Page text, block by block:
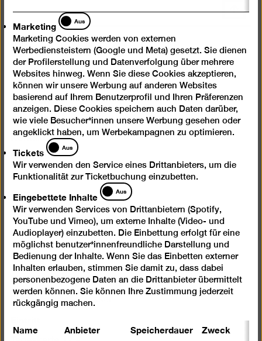
Nach
InstagramFacebookYouTubeSpotify
Presse
Newsletter
Fragen & Antworten
Kontakt
Impressum
Digitale Barrierefreiheit
Datenschutz
Jobs
Cookie-Einstellungen
Öffnungszeiten
Mi – Mo 10 – 18 Uhr
Dienstags geschlossen
Marketing
Marketing
Aus
Marketing Cookies werden von externen
Werbediensteistern (Google und Meta) gesetzt. Sie dienen
der Profilerstellung und Datenverfolgung über mehrere
Websites hinweg. Wenn Sie diese Cookies akzeptieren,
können wir unsere Werbung auf anderen Websites
basierend auf Ihrem Benutzerprofil und Ihren Präferenzen
anzeigen. Diese Cookies speichern auch Daten darüber,
wie viele Besucher*innen unsere Werbung gesehen oder
angeklickt haben, um Werbekampagnen zu optimieren.
Tickets
Tickets
Aus
Wir verwenden den Service eines Drittanbieters, um die
Funktionalität zur Ticketbuchung einzubetten.
Eingebettete Inhalte
Eingebettete
Inhalte
Aus
Wir verwenden Services von Drittanbietern (Spotify,
YouTube und Vimeo), um externe Inhalte (Video- und
Audioplayer) einzubetten. Die Einbettung erfolgt für eine
möglichst benutzer*innenfreundliche Darstellung und
Bedienung der Inhalte. Wenn Sie das Einbetten externer
Inhalten erlauben, stimmen Sie damit zu, dass dabei
personenbezogene Daten an die Drittanbieter übermittelt
werden können. Sie können Ihre Zustimmung jederzeit
rückgängig machen.
Name Anbieter Speicherdauer Zweck